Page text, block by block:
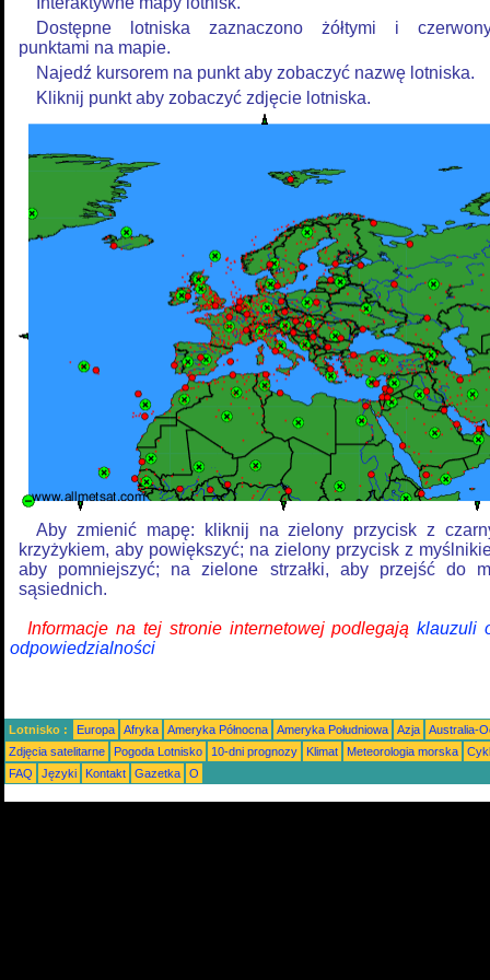
Dostępne lotniska zaznaczono żółtymi i
punktami na mapie.
Najedź kursorem na punkt aby zobaczyć nazwę lotniska.
Kliknij punkt aby zobaczyć zdjęcie lotniska.
Aby zmienić mapę: kliknij na zielony przycisk z
krzyżykiem, aby powiększyć; na zielony przycisk z
aby pomniejszyć; na zielone strzałki, aby przejść do
sąsiednich.
Informacje na tej stronie internetowej podlegająklauzuli
odpowiedzialności
Lotnisko : Europa Afryka Ameryka Północna Ameryka Południowa Azja
Australia-
Zdjęcia satelitarne
Pogoda Lotnisko 10-dni prognozy Klimat Meteorologia morska
FAQ
Języki Kontakt Gazetka O